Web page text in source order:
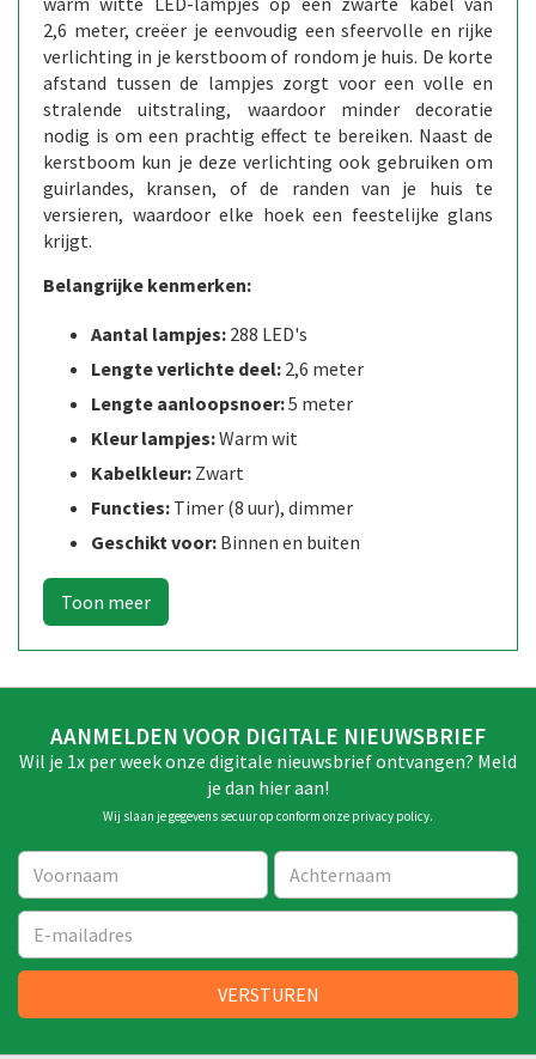
2,6 meter, creëer je eenvoudig een sfeervolle en rijke
verlichting in je kerstboom of rondom je huis. De korte
afstand tussen de lampjes zorgt voor een volle en
stralende uitstraling, waardoor minder decoratie
nodig is om een prachtig effect te bereiken. Naast de
kerstboom kun je deze verlichting ook gebruiken om
guirlandes, kransen, of de randen van je huis te
versieren, waardoor elke hoek een feestelijke glans
krijgt.
Belangrijke kenmerken:
Aantal lampjes: 288 LED's
Lengte verlichte deel: 2,6 meter
Lengte aanloopsnoer:5 meter
Kleur lampjes:Warm wit
Kabelkleur: Zwart
Functies: Timer (8 uur), dimmer
Geschikt voor: Binnen en buiten
AANMELDEN VOOR DIGITALE NIEUWSBRIEF
Wil je 1x per week onze digitale nieuwsbrief ontvangen? Meld
je dan hier aan!
Wij slaan je gegevens secuur op conform onze privacy policy.